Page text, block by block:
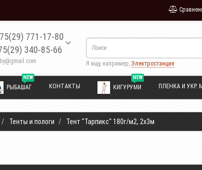
771-17-80
340-85-66
Я ищу, например, Электростанция
NEW
РЫБАШАГ КОНТАКТЫ
NEW
КИГУРУМИ ПЛЕНКА И УКР.
Тенты и пологи Тент "Тарпикс" 180г/м2, 2х3м